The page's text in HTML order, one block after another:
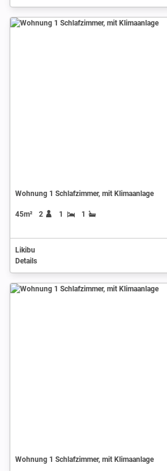
Wohnung 1 Schlafzimmer, mit Klimaanlage
45m² 2 1 1
Likibu
Details
Wohnung 1 Schlafzimmer, mit Klimaanlage